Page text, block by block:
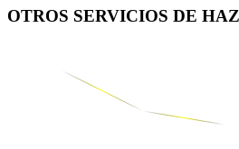
OTROS SERVICIOS DE